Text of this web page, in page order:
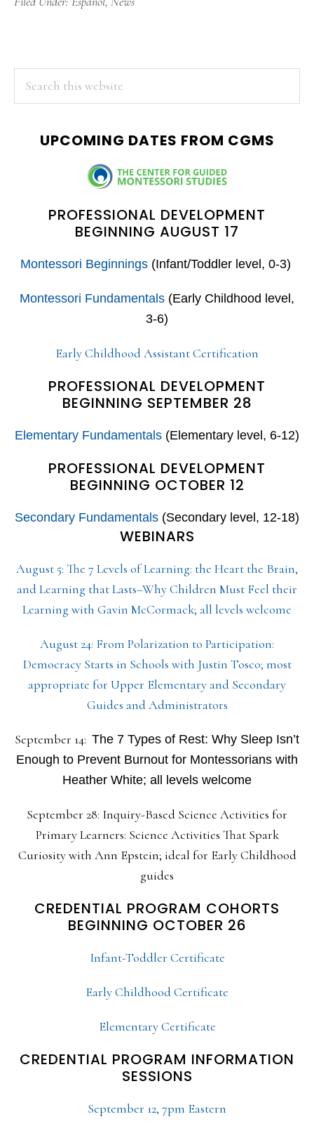
PRIMARY
SIDEBAR
UPCOMING DATES FROM CGMS
PROFESSIONAL DEVELOPMENT
BEGINNING AUGUST 17
Montessori Beginnings(Infant/Toddler level, 0-3)
Montessori Fundamentals (Early Childhood level,
3-6)
Early Childhood Assistant Certification
PROFESSIONAL DEVELOPMENT
BEGINNING SEPTEMBER 28
Elementary Fundamentals (Elementary level, 6-12)
PROFESSIONAL DEVELOPMENT
BEGINNING OCTOBER 12
Secondary Fundamentals (Secondary level, 12-18)
WEBINARS
August 5: The 7 Levels of Learning: the Heart the Brain,
and Learning that Lasts–Why Children Must Feel their
Learning with Gavin McCormack; all levels welcome
August 24: From Polarization to Participation:
Democracy Starts in Schools with Justin Tosco; most
appropriate for Upper Elementary and Secondary
Guides and Administrators
September 14: The 7 Types of Rest: Why Sleep Isn’t
Enough to Prevent Burnout for Montessorians with
Heather White; all levels welcome
September 28: Inquiry-Based Science Activities for
Primary Learners: Science Activities That Spark
Curiosity with Ann Epstein; ideal for Early Childhood
guides
CREDENTIAL PROGRAM COHORTS
BEGINNING OCTOBER 26
Infant-Toddler Certificate
Early Childhood Certificate
Elementary Certificate
CREDENTIAL PROGRAM INFORMATION
SESSIONS
September 12, 7pm Eastern